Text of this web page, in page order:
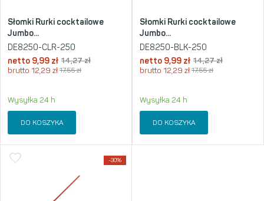
Słomki Rurki cocktailowe
Jumbo...
DE8250-CLR-250
netto 9,99 zł 14,27zł
brutto 12,29 zł 17,55zł
Wysyłka 24 h
DO KOSZYKA
Słomki Rurki cocktailowe
Jumbo...
DE8250-BLK-250
netto 9,99 zł 14,27zł
brutto 12,29 zł 17,55zł
Wysyłka 24 h
DO KOSZYKA
-30%